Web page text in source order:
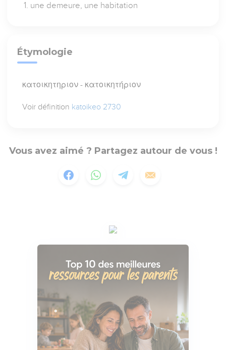
une demeure, une habitation
Étymologie
κατοικητηριον - κατοικητήριον
Voir définition katoikeo 2730
Vous avez aimé ? Partagez autour de vous !